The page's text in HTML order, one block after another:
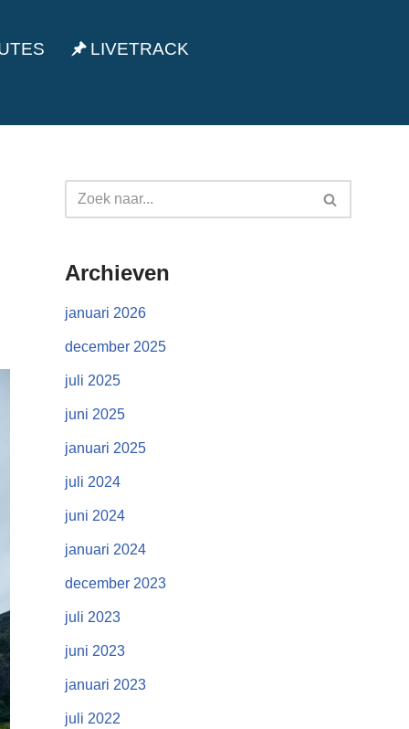
LIVETRACK
Archieven
januari 2026
december 2025
juli 2025
juni 2025
januari 2025
juli 2024
juni 2024
januari 2024
december 2023
juli 2023
juni 2023
januari 2023
juli 2022